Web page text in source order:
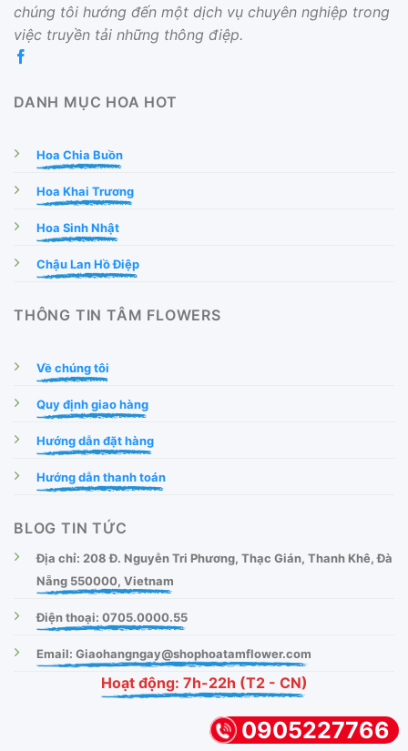
chúng tôi hướng đến một dịch vụ chuyên nghiệp trong
việc truyền tải những thông điệp.
DANH MỤC HOA HOT
Hoa Chia Buồn
Hoa Khai Trương
Hoa Sinh Nhật
Chậu Lan Hồ Điệp
THÔNG TIN TÂM FLOWERS
Về chúng tôi
Quy định giao hàng
Hướng dẫn đặt hàng
Hướng dẫn thanh toán
BLOG TIN TỨC
Địa chỉ: 208 Đ. Nguyễn Tri Phương, Thạc Gián, Thanh Khê, Đà
Nẵng 550000, Vietnam
Điện thoại: 0705.0000.55
Email: Giaohangngay@shophoatamflower.com
Hoạt động: 7h-22h (T2 - CN)
0905227766